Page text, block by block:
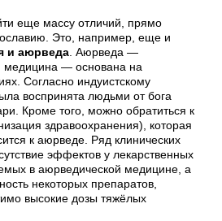
еще массу отличий, прямо
Это, например, еще и
и аюрведа. Аюрведа —
медицина — основана на
Согласно индуистскому
воспринята людьми от бога
Кроме того, можно обратиться к
здравоохранения), которая
к аюрведе. Ряд клинических
эффектов у лекарственных
в аюрведической медицине, а
некоторых препаратов,
высокие дозы тяжёлых